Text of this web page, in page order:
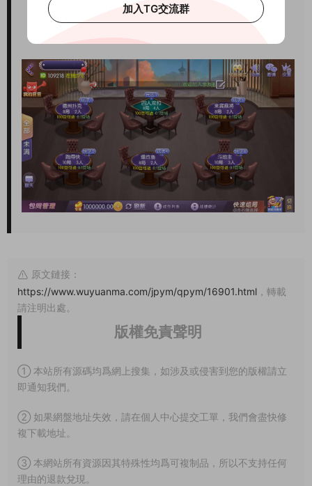
原文鏈接：
https://www.wuyuanma.com/jpym/qpym/16901.html ，轉載
請注明出處。
版權免責聲明
① 本站所有源碼均爲網上搜集，如涉及或侵害到您的版權請立
即通知我們。
② 如果網盤地址失效，請在個人中心提交工單，我們會盡快修
複下載地址。
③ 本網站所有資源因其特殊性均爲可複制品，所以不支持任何
理由的退款兌現。
加入TG交流群